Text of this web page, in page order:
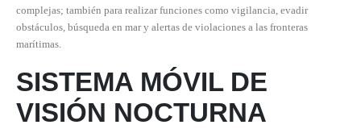
complejas; también para realizar funciones como vigilancia, evadir
obstáculos, búsqueda en mar y alertas de violaciones a las fronteras
marítimas.
SISTEMA MÓVIL DE
VISIÓN NOCTURNA